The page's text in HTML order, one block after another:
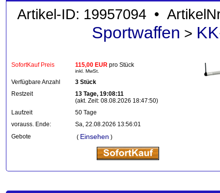
Artikel-ID: 19957094 •
Sportwaffen >
SofortKauf Preis 115,00 EUR pro Stück
inkl. MwSt.
Verfügbare Anzahl
3 Stück
Restzeit
13 Tage, 19:08:11
(akt. Zeit: 08.08.2026 18:47:50)
Laufzeit
50 Tage
vorauss. Ende:
Sa, 22.08.2026 13:56:01
Gebote
( Einsehen )